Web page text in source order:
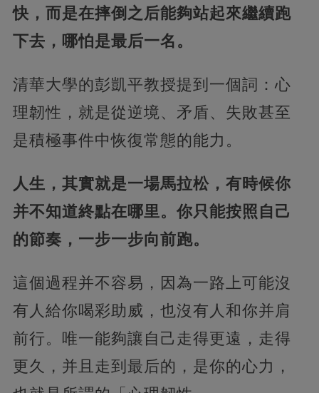
快，而是在摔倒之后能夠站起來繼續跑
下去，哪怕是最后一名。
清華大學的彭凱平教授提到一個詞：心
理韌性，就是從逆境、矛盾、失敗甚至
是積極事件中恢復常態的能力。
人生，其實就是一場馬拉松，有時候你
并不知道終點在哪里。你只能按照自己
的節奏，一步一步向前跑。
這個過程并不容易，因為一路上可能沒
有人給你喝彩助威，也沒有人和你并肩
前行。唯一能夠讓自己走得更遠，走得
更久，并且走到最后的，是你的心力，